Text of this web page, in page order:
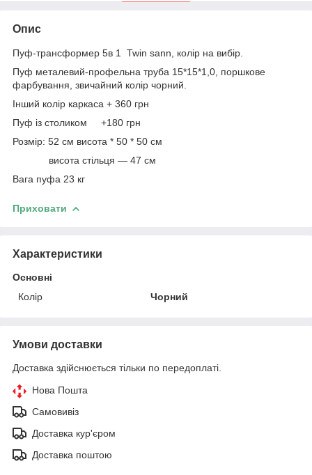
Опис
Пуф-трансформер 5в 1 Twin sann, колір на вибір.
Пуф металевий-профельна труба 15*15*1,0, поршкове
фарбування, звичайний колір чорний.
Інший колір каркаса + 360 грн
Пуф із столиком +180 грн
Розмір: 52 см висота * 50 * 50 см
висота стільця — 47 см
Вага пуфа 23 кг
Приховати
Характеристики
Основні
Колір
Чорний
Умови доставки
Доставка здійснюється тільки по передоплаті.
Нова Пошта
Самовивіз
Доставка кур'єром
Доставка поштою